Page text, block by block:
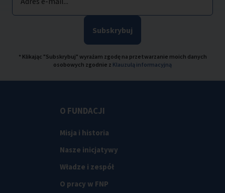
Subskrybuj
* Klikając "Subskrybuj" wyrażam zgodę na przetwarzanie moich danych
osobowych zgodnie z Klauzulą informacyjną
O FUNDACJI
Misja i historia
Nasze inicjatywy
Władze i zespół
O pracy w FNP